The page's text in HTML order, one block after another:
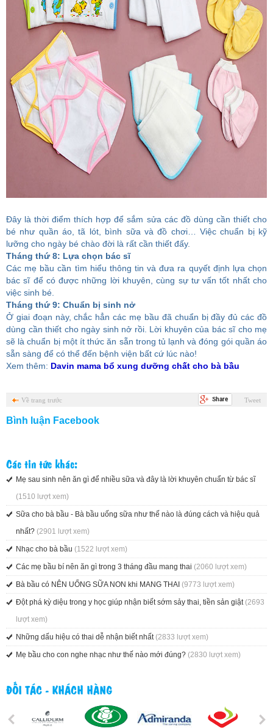
Đây là thời điểm thích hợp để sắm sửa các đồ dùng cần thiết cho
bé như quần áo, tã lót, bình sữa và đồ chơi… Việc chuẩn bị kỹ
lưỡng cho ngày bé chào đời là rất cần thiết đấy.
Tháng thứ 8: Lựa chọn bác sĩ
Các mẹ bầu cần tìm hiểu thông tin và đưa ra quyết định lựa chọn
bác sĩ để có được những lời khuyên, cùng sự tư vấn tốt nhất cho
việc sinh bé.
Tháng thứ 9: Chuẩn bị sinh nở
Ở giai đoạn này, chắc hẳn các mẹ bầu đã chuẩn bị đầy đủ các đồ
dùng cần thiết cho ngày sinh nở rồi. Lời khuyên của bác sĩ cho mẹ
sẽ là chuẩn bị một ít thức ăn sẵn trong tủ lạnh và đóng gói quần áo
sẵn sàng để có thể đến bệnh viện bất cứ lúc nào!
Xem thêm: Davin mama bổ xung dưỡng chất cho bà bầu
Về trang trước Tweet
Bình luận Facebook
Các tin tức khác:
Mẹ sau sinh nên ăn gì để nhiều sữa và đây là lời khuyên chuẩn từ bác sĩ
(1510 lượt xem)
Sữa cho bà bầu - Bà bầu uống sữa như thế nào là đúng cách và hiệu quả
nhất? (2901 lượt xem)
Nhạc cho bà bầu (1522 lượt xem)
Các mẹ bầu bí nên ăn gì trong 3 tháng đầu mang thai (2060 lượt xem)
Bà bầu có NÊN UỐNG SỮA NON khi MANG THAI (9773 lượt xem)
Đột phá kỳ diệu trong y học giúp nhận biết sớm sảy thai, tiền sản giật (2693
lượt xem)
Những dấu hiệu có thai dễ nhận biết nhất (2833 lượt xem)
Mẹ bầu cho con nghe nhạc như thế nào mới đúng? (2830 lượt xem)
ĐỐI TÁC - KHÁCH HÀNG